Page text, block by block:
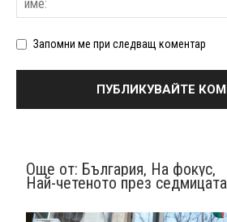
Запомни ме при следващ коментар
Още от: България, На фокус,
Най-четеното през седмицата